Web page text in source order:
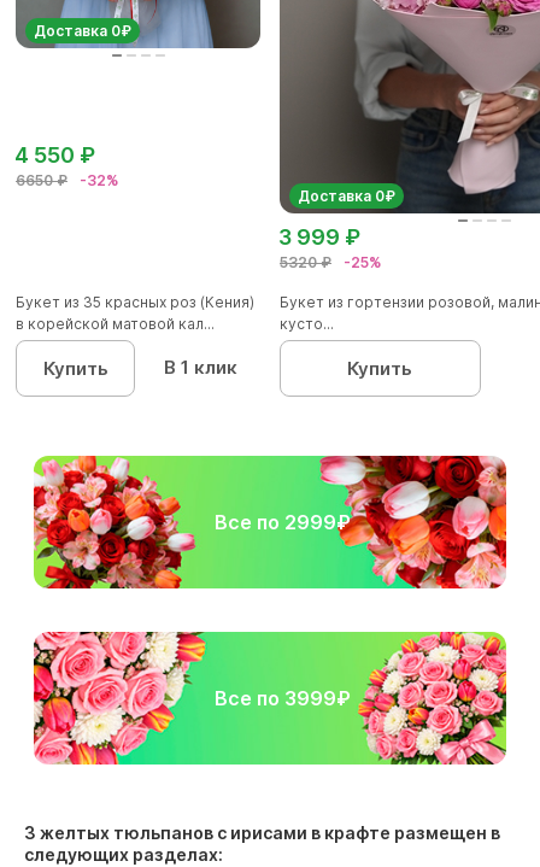
Доставка 0₽
6650 ₽ -32%
4 550 ₽
Букет из 35 красных роз (Кения)
в корейской матовой кал...
Купить В 1 клик
Доставка 0₽
5320 ₽ -25%
3 999 ₽
Букет из гортензии розовой,
кусто...
Купить
Все по 2999₽
Все по 3999₽
3 желтых тюльпанов с ирисами в крафте размещен в
следующих разделах: